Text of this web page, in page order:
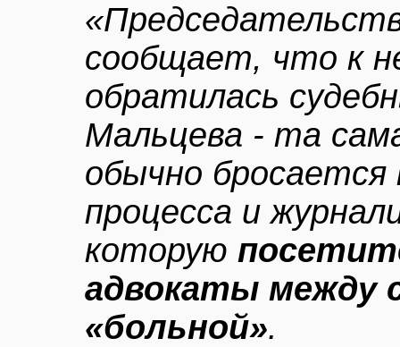
сообщает, что к
обратилась
Мальцева - та
обычно бросается
процесса и
которую
адвокаты между
«больной».